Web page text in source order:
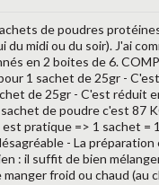
de poudres
du midi ou du soir). J'ai
en 2 boites de 6.
1 sachet de 25gr -
de 25gr - C'est réduit
de poudre c'est 87
pratique => 1 sachet =
- La
: il suffit de bien
froid ou chaud (au